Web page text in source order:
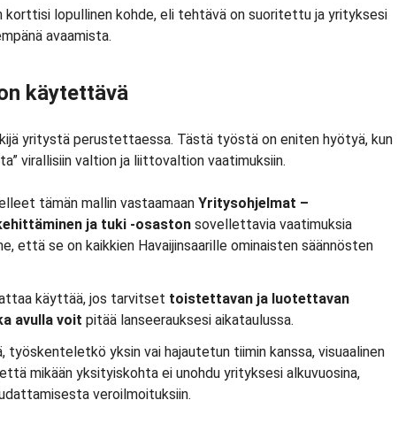
korttisi lopullinen kohde, eli tehtävä on suoritettu ja yrityksesi
avaamista.
käytettävä
yritystä perustettaessa. Tästä työstä on eniten hyötyä, kun
virallisiin valtion ja liittovaltion vaatimuksiin.
tämän mallin vastaamaan Yritysohjelmat –
ja tuki -osaston sovellettavia vaatimuksia
että se on kaikkien Havaijinsaarille ominaisten säännösten
käyttää, jos tarvitset toistettavan ja luotettavan
avulla voit pitää lanseerauksesi aikataulussa.
työskenteletkö yksin vai hajautetun tiimin kanssa, visuaalinen
mikään yksityiskohta ei unohdu yrityksesi alkuvuosina,
veroilmoituksiin.